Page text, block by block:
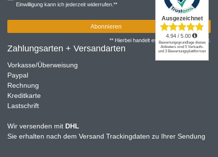
Einwilligung kann ich jederzeit widerrufen.**
Abonnieren
** Hierbei handelt es sich um ein Pflichtfeld.
Zahlungsarten + Versandarten
Vorkasse/Überweisung
Paypal
Rechnung
Kreditkarte
Lastschrift
Wir versenden mit DHL
Sie erhalten nach dem Versand Trackingdaten zu Ihrer Sendung